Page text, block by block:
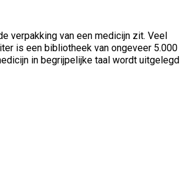
verpakking van een medicijn zit. Veel
is een bibliotheek van ongeveer 5.000
in begrijpelijke taal wordt uitgelegd